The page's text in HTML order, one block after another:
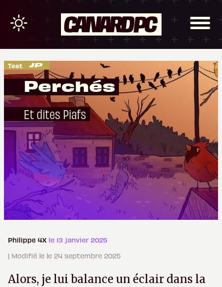
Test
Perchés
Et dites Piafs
Philippe 4X le 13 janvier 2025
| Modifié le le 24 septembre 2025
Alors, je lui balance un éclair dans la